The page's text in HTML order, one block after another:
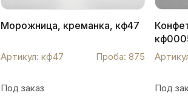
Морожница, креманка, кф47
Артикул: кф47 Проба: 875
Под заказ Под